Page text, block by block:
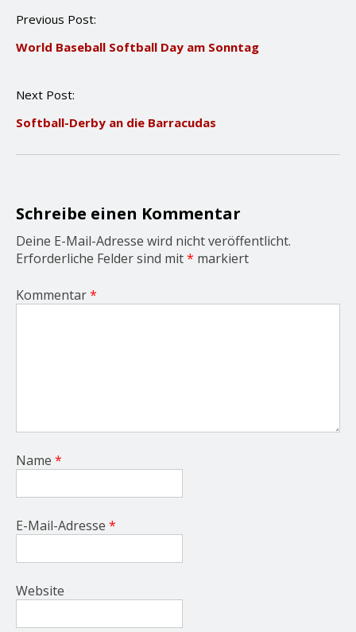
P
s
a
i
o
n
Previous Post:
World Baseball Softball Day am Sonntag
Next Post:
Softball-Derby an die Barracudas
Schreibe einen Kommentar
Deine E-Mail-Adresse wird nicht veröffentlicht.
Erforderliche Felder sind mit* markiert
Kommentar*
Name *
E-Mail-Adresse *
Website